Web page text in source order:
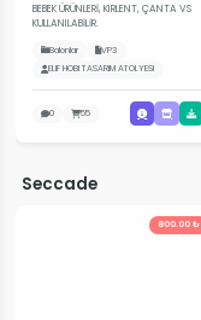
BEBEK ÜRÜNLERİ, KIRLENT, ÇANTA VS
KULLANILABİLİR.
Balonlar
VP3
ELIF HOBI TASARIM ATOLYESI
0 55
Seccade
800.00 ₺